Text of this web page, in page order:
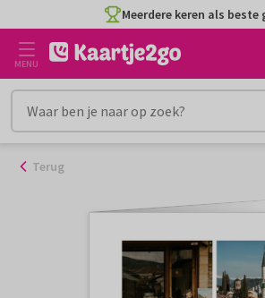
naar
inhoud
Meerdere keren als beste
MENU
Terug